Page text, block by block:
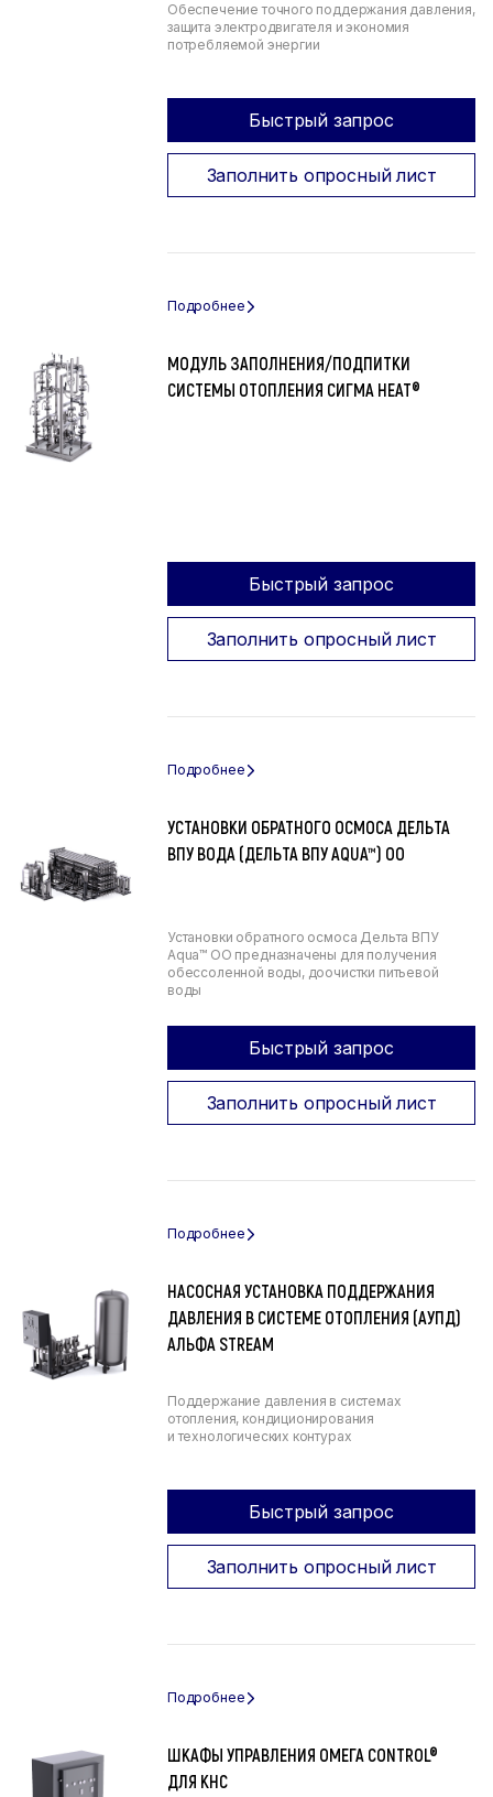
Обеспечение точного поддержания давления,
защита электродвигателя и экономия
потребляемой энергии
Быстрый запрос
Заполнить опросный лист
МОДУЛЬ ЗАПОЛНЕНИЯ/ПОДПИТКИ
СИСТЕМЫ ОТОПЛЕНИЯ СИГМА HEAT®
Быстрый запрос
Заполнить опросный лист
УСТАНОВКИ ОБРАТНОГО ОСМОСА ДЕЛЬТА
ВПУ ВОДА (ДЕЛЬТА ВПУ AQUA™) ОО
Установки обратного осмоса Дельта ВПУ
Aqua™ ОО предназначены для получения
обессоленной воды, доочистки питьевой
воды
Быстрый запрос
Заполнить опросный лист
НАСОСНАЯ УСТАНОВКА ПОДДЕРЖАНИЯ
ДАВЛЕНИЯ В СИСТЕМЕ ОТОПЛЕНИЯ (АУПД)
АЛЬФА STREAM
Поддержание давления в системах
отопления, кондиционирования
и технологических контурах
Быстрый запрос
Заполнить опросный лист
ШКАФЫ УПРАВЛЕНИЯ ОМЕГА CONTROL®
ДЛЯ КНС